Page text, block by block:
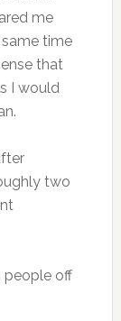
me
time
that
I would
two
people off